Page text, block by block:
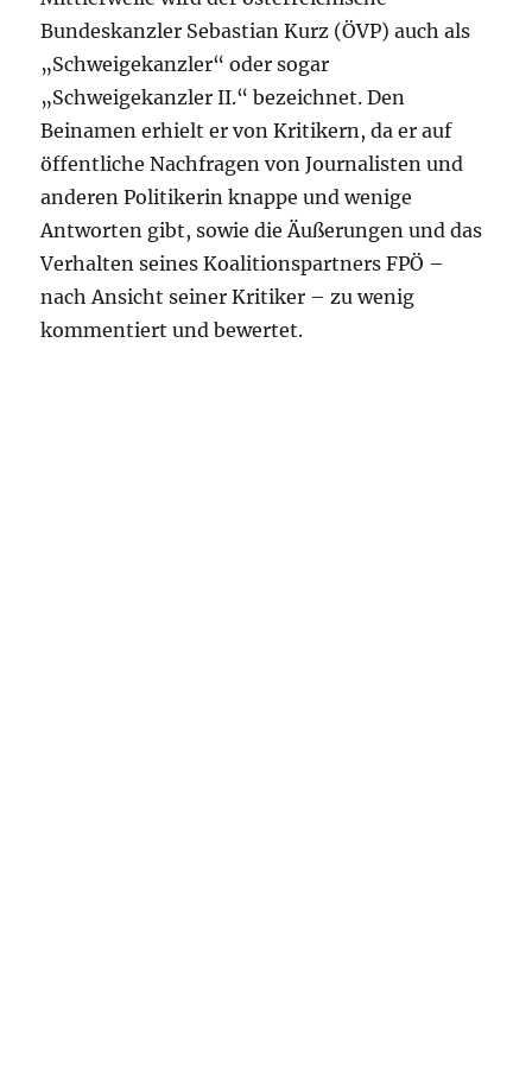
Bundeskanzler Sebastian Kurz (ÖVP) auch als
„Schweigekanzler“ oder sogar
„Schweigekanzler II.“ bezeichnet. Den
Beinamen erhielt er von Kritikern, da er auf
öffentliche Nachfragen von Journalisten und
anderen Politikerin knappe und wenige
Antworten gibt, sowie die Äußerungen und das
Verhalten seines Koalitionspartners FPÖ –
nach Ansicht seiner Kritiker – zu wenig
kommentiert und bewertet.